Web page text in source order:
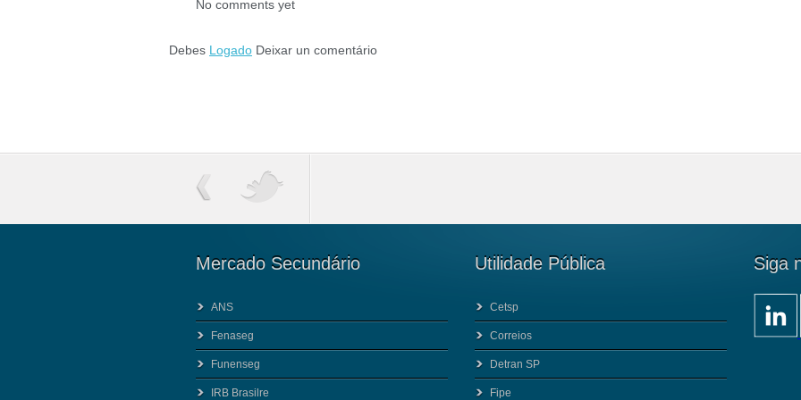
No comments yet
Debes Logado Deixar un comentário
Mercado Secundário
ANS
Fenaseg
Funenseg
IRB Brasilre
Utilidade Pública
Cetsp
Correios
Detran SP
Fipe
Siga